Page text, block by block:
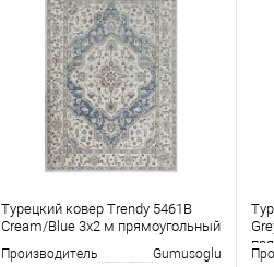
Турецкий ковер Trendy 5461B
Cream/Blue 3x2 м прямоугольный
Производитель
Gumusoglu